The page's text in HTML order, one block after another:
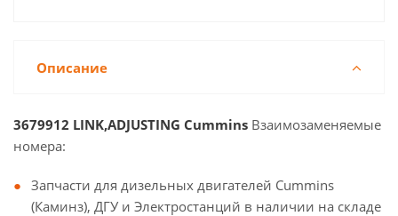
Описание
3679912 LINK,ADJUSTING Cummins Взаимозаменяемые
номера:
Запчасти для дизельных двигателей Cummins
(Каминз), ДГУ и Электростанций в наличии на складе